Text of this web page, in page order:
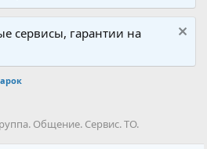
сервисы, гарантии на
Общение. Сервис. ТО.